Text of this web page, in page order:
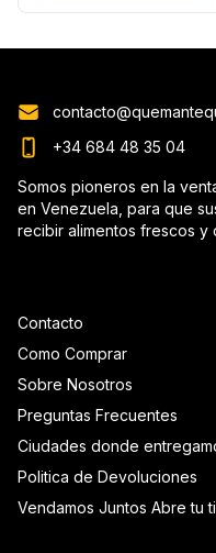
Contacto
Como Comprar
Sobre Nosotros
Preguntas Frecuentes
Ciudades donde
Politica de Devoluciones
Vendamos Juntos Abre tu
+34 684 48 35 04
Somos pioneros en la
en Venezuela, para que
recibir alimentos frescos y